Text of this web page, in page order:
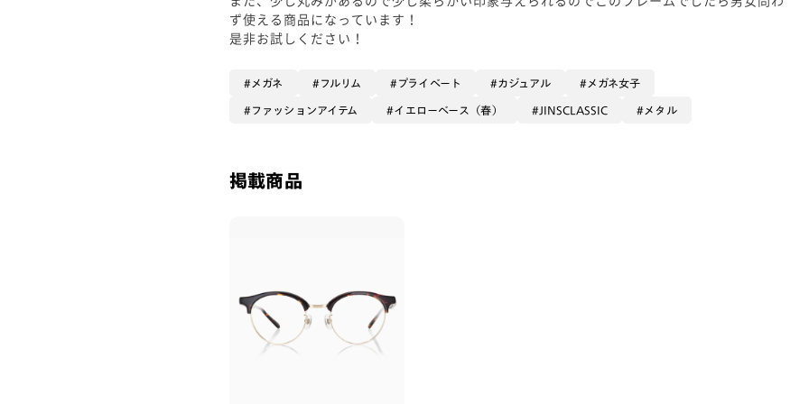
ず使える商品になっています！
是非お試しください！
メガネ フルリム プライベート カジュアル メガネ女子
ファッションアイテム イエローベース（春） JINSCLASSIC メタル
掲載商品